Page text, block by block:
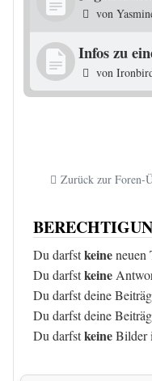
von
Infos zu
von
Zurück zur Foren-
Du darfstkeineneuen
Du darfstkeine
Du darfst deine
Du darfst deine
Du darfstkeineBilder